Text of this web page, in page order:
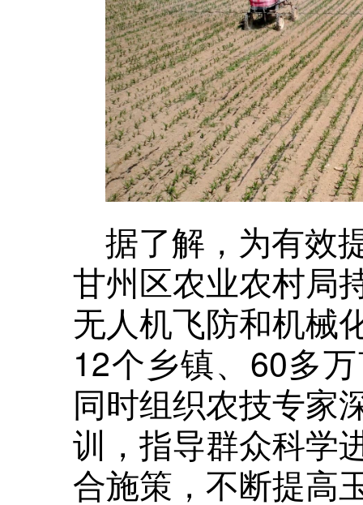
据了解，为有效
甘州区农业农村局
无人机飞防和机械
12个乡镇、60多
同时组织农技专家
训，指导群众科学
合施策，不断提高